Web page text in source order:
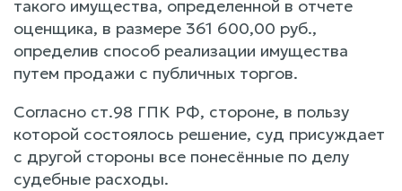
такого имущества, определенной в отчете
оценщика, в размере 361 600,00 руб.,
определив способ реализации имущества
путем продажи с публичных торгов.
Согласно ст.98 ГПК РФ, стороне, в пользу
которой состоялось решение, суд присуждает
с другой стороны все понесённые по делу
судебные расходы.